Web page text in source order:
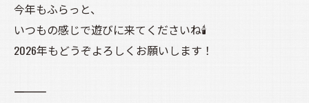
今年もふらっと、
いつもの感じで遊びに来てくださいね🕯️
2026年もどうぞよろしくお願いします！
――――――――――